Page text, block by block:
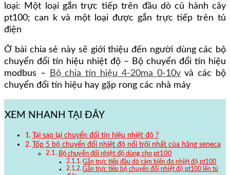
loại: Một loại gắn trực tiếp trên đầu dò củ hành cây
pt100; can k và một loại được gắn trực tiếp trên tủ
điện
Ở bài chia sẻ này sẽ giới thiệu đến người dùng các bộ
chuyển đổi tín hiệu nhiệt độ – Bộ chuyển đổi tín hiệu
modbus –
Bộ chia tín hiệu 4-20ma 0-10vvà các bộ
chuyển đổi tín hiệu hay gặp rong các nhà máy
XEM NHANH TẠI ĐÂY
Tại sao lại chuyển đổi tín hiệu nhiệt độ ?
Tốp 5 bộ chuyển đổi nhiệt độ nổi trội nhất của hãng seneca
Bộ chuyển đổi nhiệt độ dùng cho pt100
Gắn trực tiếp đầu dò cảm biến đo nhiệt độ pt100
Gắn trực tiếp bộ chuyển đổi nhiệt độ pt100 lên tủ